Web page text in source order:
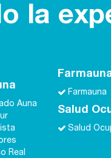
la
Auna
Real
Farmauna
Salud
Salud